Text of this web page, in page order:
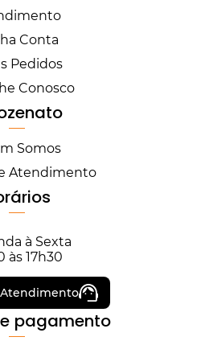
Conta
Pedidos
Conosco
Somos
Atendimento
à Sexta
às 17h30
pagamento